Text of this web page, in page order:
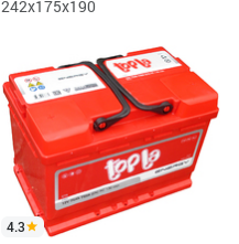
242x175x190
4.3